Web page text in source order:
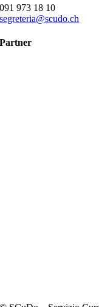
091 973 18 10
segreteria@scudo.ch
Partner